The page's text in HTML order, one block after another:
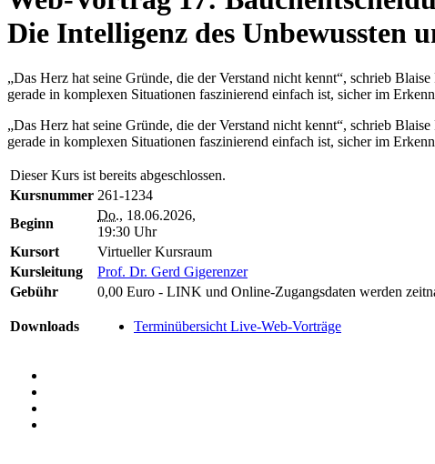
Die Intelligenz des Unbewussten
„Das Herz hat seine Gründe, die der Verstand nicht kennt“, schrieb
gerade in komplexen Situationen faszinierend einfach ist, sicher im
„Das Herz hat seine Gründe, die der Verstand nicht kennt“, schrieb
gerade in komplexen Situationen faszinierend einfach ist, sicher im
Dieser Kurs ist bereits abgeschlossen.
Kursnummer 261-1234
Beginn
Do., 18.06.2026,
19:30 Uhr
Kursort
Virtueller Kursraum
Kursleitung
Prof. Dr. Gerd Gigerenzer
Gebühr
0,00 Euro - LINK und Online-Zugangsdaten werden
Downloads Terminübersicht Live-Web-Vorträge